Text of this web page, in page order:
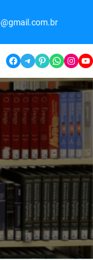
Facebook Telegram Pinterest WhatsApp Instagram YouTube